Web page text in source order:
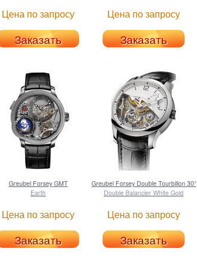
Цена по запросу
Заказать
Цена по запросу
Заказать
Greubel ForseyGMT
Earth
Цена по запросу
Заказать
Greubel ForseyDouble Tourbillon 30°
Double Balancier White Gold
Цена по запросу
Заказать